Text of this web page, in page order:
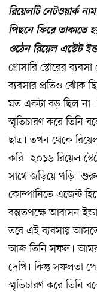
রিয়েলটি নেটওয়ার্ক
পিছনে ফিরে তাকাতে
ওঠেন রিয়েল এস্টেট
গ্রোসারি স্টোরের
ব্যবসার প্রতিও ঝোঁক
মত একটা বড় ছিল না।
স্মৃতিচারণ করে
ছাত্র। তখন থেকে
করি। ২০১৬ রিয়েল
সাথে জড়িয়ে পড়ি।
কোম্পানিতে এজেন্ট
বস্তুতপক্ষে আবাসন
তবে এই ব্যবসায়
আজ তিনি সফল।
দেখি। কিন্তু সফলতা
স্মৃতিচারণ করে তিনি